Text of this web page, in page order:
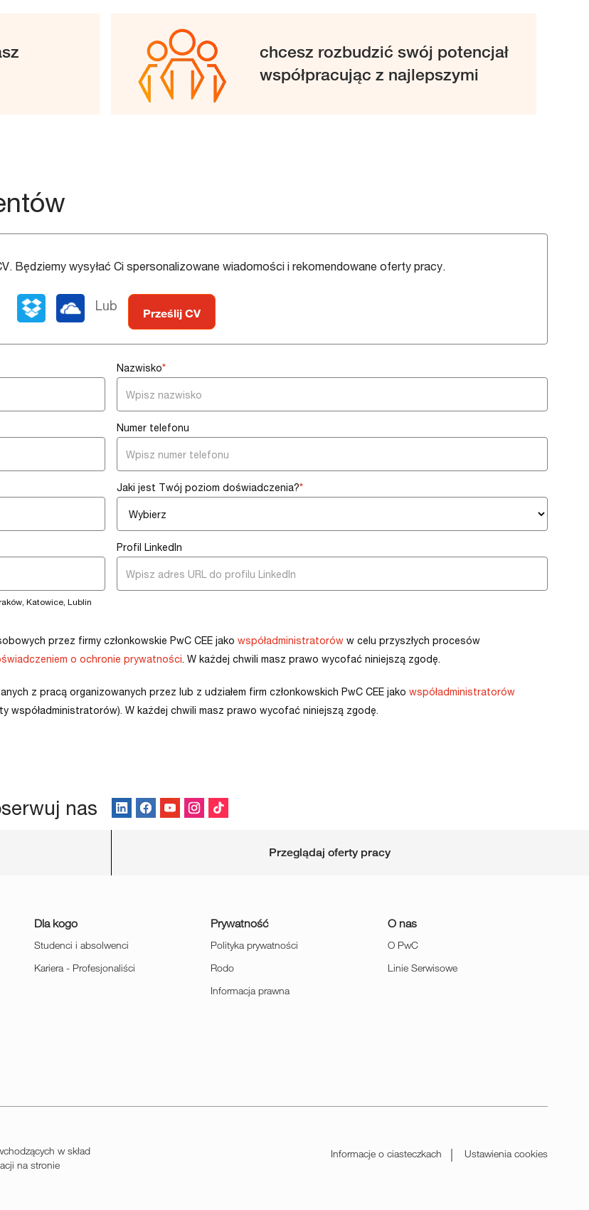
chcesz rozbudzić swój potencjał
współpracując z najlepszymi
Upload
Będziemy wysyłać Ci spersonalizowane wiadomości i rekomendowane oferty pracy.
Lub Prześlij CV
Nazwisko*
Numer telefonu
Jaki jest Twój poziom doświadczenia?*
Katowice, Lublin
Profil LinkedIn
przez firmy członkowskie PwC CEE jako współadministratorów w celu przyszłych procesów
o ochronie prywatności. W każdej chwili masz prawo wycofać niniejszą zgodę.
z pracą organizowanych przez lub z udziałem firm członkowskich PwC CEE jako współadministratorów
współadministratorów). W każdej chwili masz prawo wycofać niniejszą zgodę.
nas
Przeglądaj oferty pracy
Dla kogo
Studenci i absolwenci
Kariera - Profesjonaliści
Prywatność
Polityka prywatności
Rodo
Informacja prawna
O nas
O PwC
Linie Serwisowe
w skład
na stronie
Informacje o ciasteczkach Ustawienia cookies